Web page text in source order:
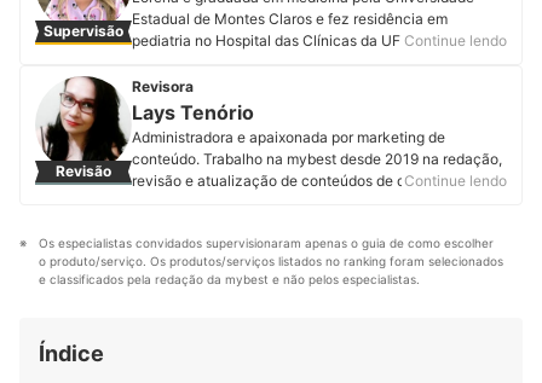
Supervisão
Estadual de Montes Claros e fez residência em
pediatria no Hospital das Clínicas da UFMG. Tem como
realizando o acompanhamento de rotina e levando
informação de qualidade para as famílias. Além de
atender crianças presencialmente e online, organiza
cursos para gestantes e produz conteúdo para a
internet com o objetivo de traduzir dados científicos de
uma forma prática e acessível para todos. Conheça
YouTube e no site Ped com amor.
Perfil de Lorena Zuba
Continue lendo
Revisão
Revisora
Lays Tenório
Administradora e apaixonada por marketing de
conteúdo. Trabalho na mybest desde 2019 na redação,
revisão e atualização de conteúdos de diversas
decisões de compra e encontrar os melhores produtos.
Perfil de Lays Tenório
Continue lendo
Os especialistas convidados supervisionaram apenas o guia de como escolher
o produto/serviço. Os produtos/serviços listados no ranking foram selecionados
e classificados pela redação da mybest e não pelos especialistas.
Índice